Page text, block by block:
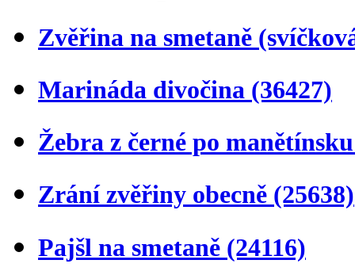
Zvěřina na smetaně
Marináda divočina (36427)
Žebra z černé po
Zrání zvěřiny obecně (25638)
Pajšl na smetaně (24116)